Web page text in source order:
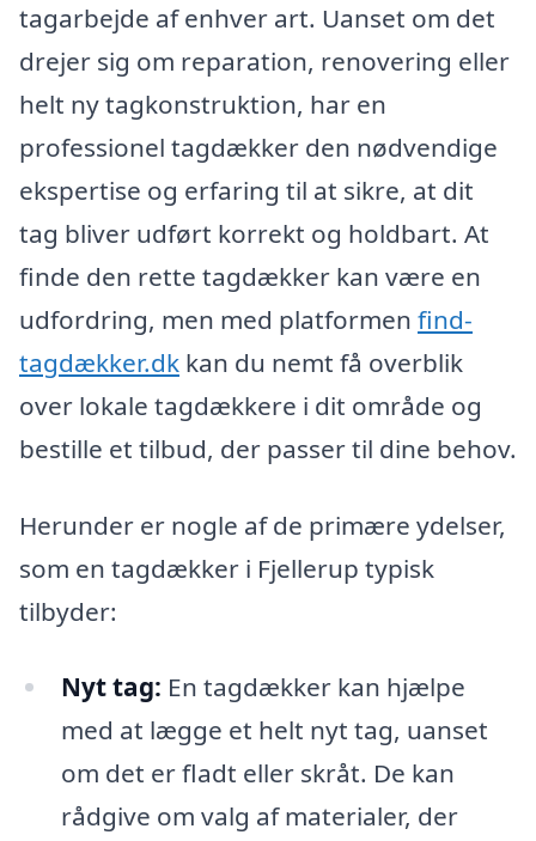
tagarbejde af enhver art. Uanset om det
drejer sig om reparation, renovering eller
helt ny tagkonstruktion, har en
professionel tagdækker den nødvendige
ekspertise og erfaring til at sikre, at dit
tag bliver udført korrekt og holdbart. At
finde den rette tagdækker kan være en
udfordring, men med platformen find-
tagdækker.dk kan du nemt få overblik
over lokale tagdækkere i dit område og
bestille et tilbud, der passer til dine behov.
Herunder er nogle af de primære ydelser,
som en tagdækker i Fjellerup typisk
tilbyder:
Nyt tag: En tagdækker kan hjælpe
med at lægge et helt nyt tag, uanset
om det er fladt eller skråt. De kan
rådgive om valg af materialer, der